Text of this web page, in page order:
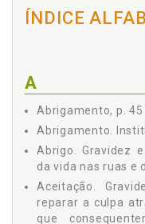
3.2.3 Técnica
3.2.4 O Jogo da
3.6 Registros, p. 68
4 - Resultados, p. 69
4.1 Metodologia, p.
4.2 Análise e
4.2.1 A
pela
estiver sob a
ÍNDICE
A
Abrigamento, p. 45
Abrigamento.
Abrigo. Gravidez
da vida nas ruas e
Aceitação.
reparar a culpa
que